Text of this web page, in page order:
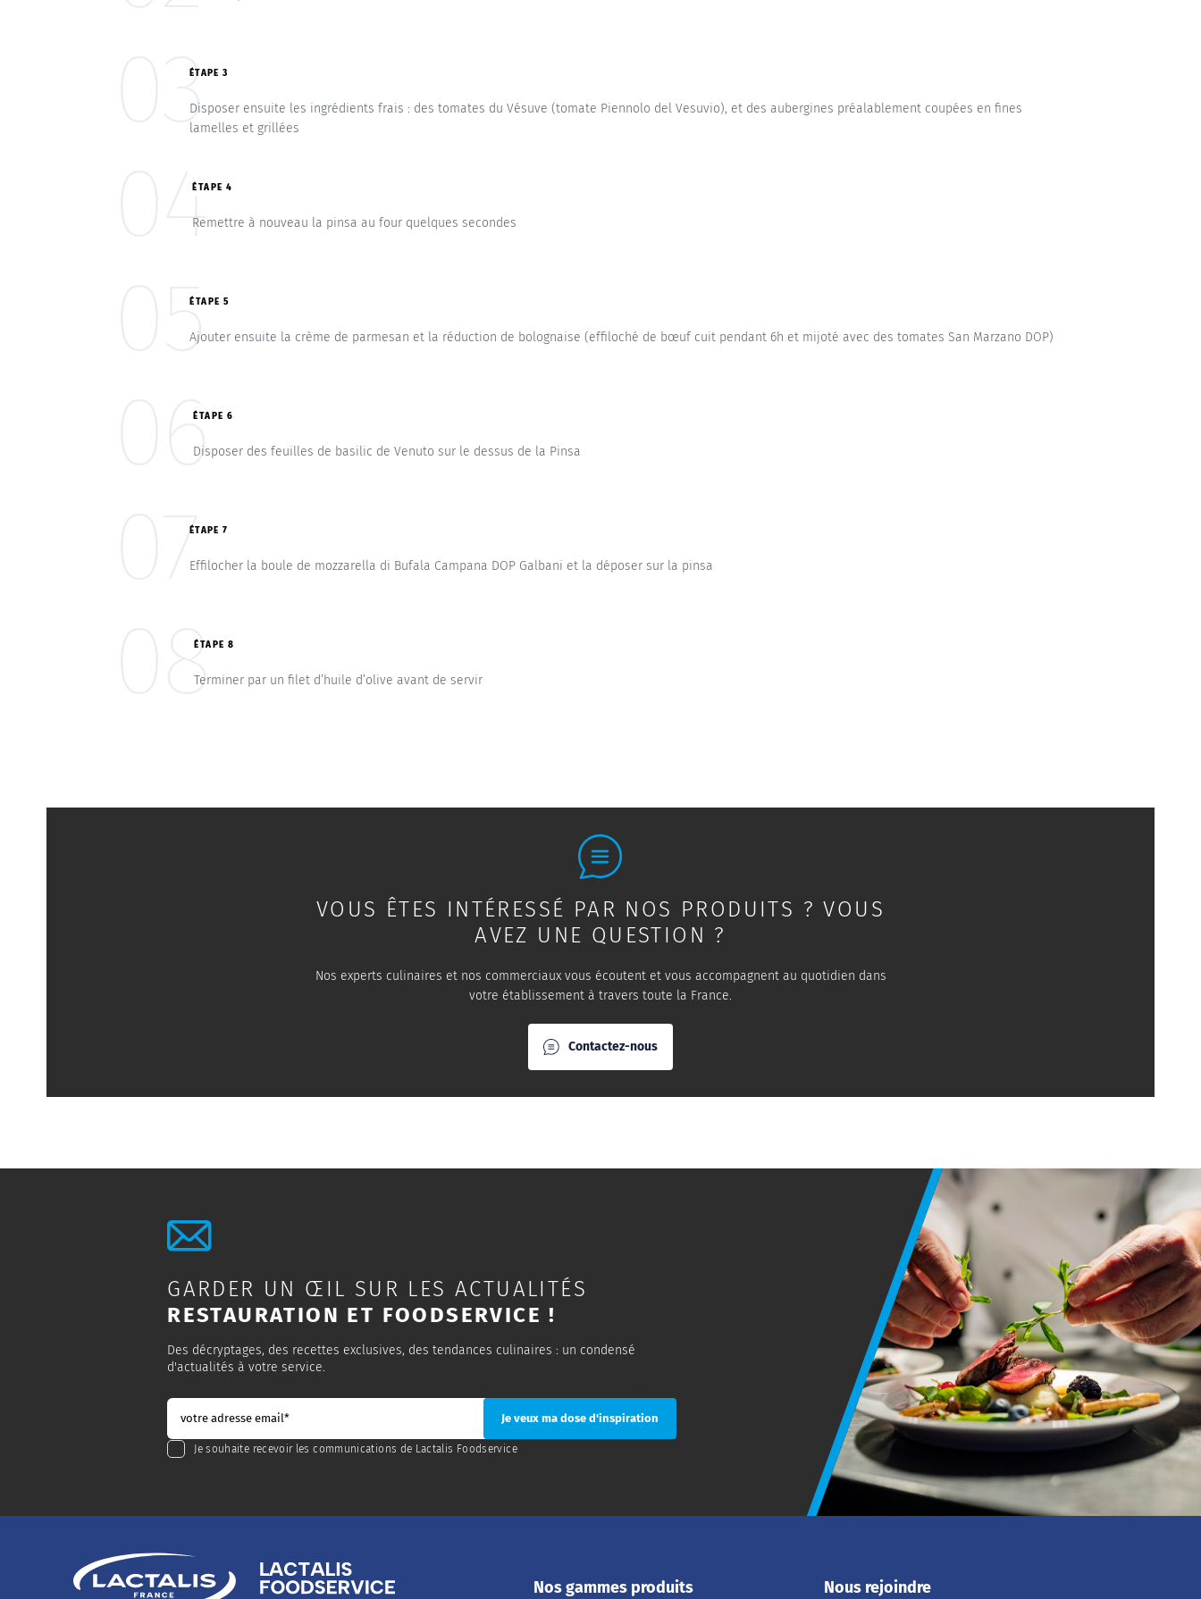
03ÉTAPE 3
Disposer ensuite les ingrédients frais : des tomates du Vésuve (tomate Piennolo del Vesuvio), et des aubergines préalablement coupées en fines
lamelles et grillées
04ÉTAPE 4
Remettre à nouveau la pinsa au four quelques secondes
05ÉTAPE 5
Ajouter ensuite la crème de parmesan et la réduction de bolognaise (effiloché de bœuf cuit pendant 6h et mijoté avec des tomates San Marzano DOP)
06ÉTAPE 6
Disposer des feuilles de basilic de Venuto sur le dessus de la Pinsa
07ÉTAPE 7
Effilocher la boule de mozzarella di Bufala Campana DOP Galbani et la déposer sur la pinsa
08ÉTAPE 8
Terminer par un filet d’huile d’olive avant de servir
VOUS ÊTES INTÉRESSÉ PAR NOS PRODUITS ? VOUS
AVEZ UNE QUESTION ?
Nos experts culinaires et nos commerciaux vous écoutent et vous accompagnent au quotidien dans
votre établissement à travers toute la France.
Contactez-nous
GARDER UN ŒIL SUR LES ACTUALITÉS
RESTAURATION ET FOODSERVICE !
Des décryptages, des recettes exclusives, des tendances culinaires : un condensé
d'actualités à votre service.
Je souhaite recevoir les communications de Lactalis Foodservice
Nos gammes produits Nous rejoindre